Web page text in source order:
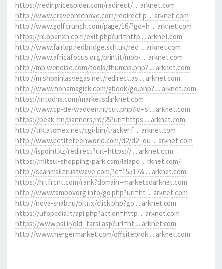
https://redir.pricespider.com/redirect/ ... arknet.com
http://www.praveorechove.com/redirect.p ... arknet.com
http://www.golfcrunch.com/page/16/?go=h ... arknet.com
https://nl.openxh.com/exit.php?url=http ... arknet.com
http://www.fairlop.redbridge.sch.uk/red ... arknet.com
http://www.africafocus.org/printit/mob- ... arknet.com
http://mb.wendise.com/tools/thumbs.php? ... arknet.com
http://m.shopinlasvegas.net/redirect.as ... arknet.com
http://www.monamagick.com/gbook/go.php? ... arknet.com
https://intodns.com/marketsdarknet.com
http://www.op-de-wadden.nl/out.php?id=s ... arknet.com
https://peak.mn/banners/rd/25?url=https ... arknet.com
http://trk.atomex.net/cgi-bin/tracker.f ... arknet.com
http://www.petiteteenworld.com/d2/d2_ou ... arknet.com
http://ispoint.kz/redirect?url=https:// ... arknet.com
https://mitsui-shopping-park.com/lalapo ... rknet.com/
http://scanmail.trustwave.com/?c=15517& ... arknet.com
https://hitfront.com/rank?domain=marketsdarknet.com
http://www.tambovorg.info/go.php?url=ht ... arknet.com
http://nova-snab.ru/bitrix/click.php?go ... arknet.com
https://ufopedia.it/api.php?action=http ... arknet.com
https://www.psi.ir/old_farsi.asp?url=ht ... arknet.com
http://www.mergermarket.com/offsitebrok ... arknet.com